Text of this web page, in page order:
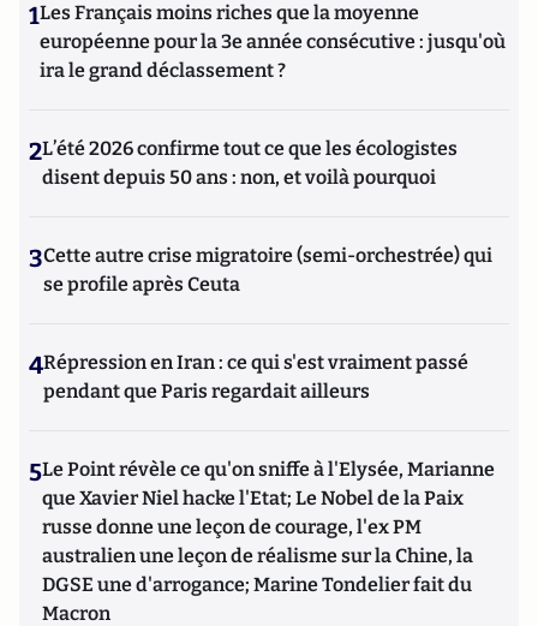
1Les Français moins riches que la moyenne
européenne pour la 3e année consécutive : jusqu'où
ira le grand déclassement ?
2L’été 2026 confirme tout ce que les écologistes
disent depuis 50 ans : non, et voilà pourquoi
3Cette autre crise migratoire (semi-orchestrée) qui
se profile après Ceuta
4Répression en Iran : ce qui s'est vraiment passé
pendant que Paris regardait ailleurs
5Le Point révèle ce qu'on sniffe à l'Elysée, Marianne
que Xavier Niel hacke l'Etat; Le Nobel de la Paix
russe donne une leçon de courage, l'ex PM
australien une leçon de réalisme sur la Chine, la
DGSE une d'arrogance; Marine Tondelier fait du
Macron